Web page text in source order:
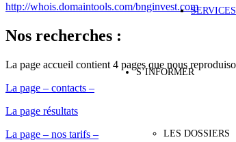
S’INFORMER
LES DOSSIERS
http://whois.domaintools.com/bnginvest.com
Nos recherches :
La page accueil contient 4 pages que nous
La page – contacts –
La page résultats
La page – nos tarifs –